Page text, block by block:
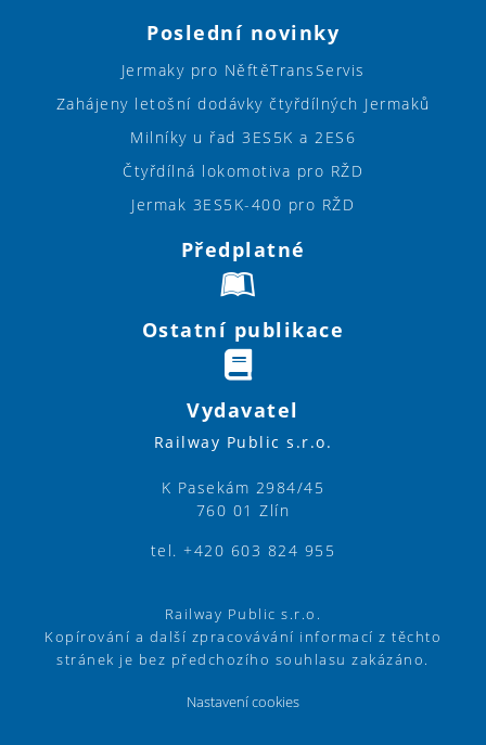
Poslední novinky
Jermaky pro NěftěTransServis
Zahájeny letošní dodávky čtyřdílných Jermaků
Milníky u řad 3ES5K a 2ES6
Čtyřdílná lokomotiva pro RŽD
Jermak 3ES5K-400 pro RŽD
Předplatné
Ostatní publikace
Vydavatel
Railway Public s.r.o.
K Pasekám 2984/45
760 01 Zlín
tel. +420 603 824 955
Railway Public s.r.o.
Kopírování a další zpracovávání informací z těchto
stránek je bez předchozího souhlasu zakázáno.
Nastavení cookies